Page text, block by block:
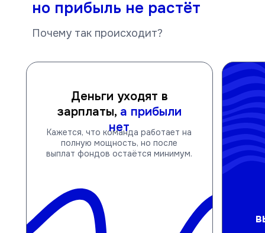
Почему так происходит?
но прибыль не растёт
Кажется, что команда работает на
полную мощность, но после
выплат фондов остаётся минимум.
Деньги уходят в
зарплаты, а прибыли
нет